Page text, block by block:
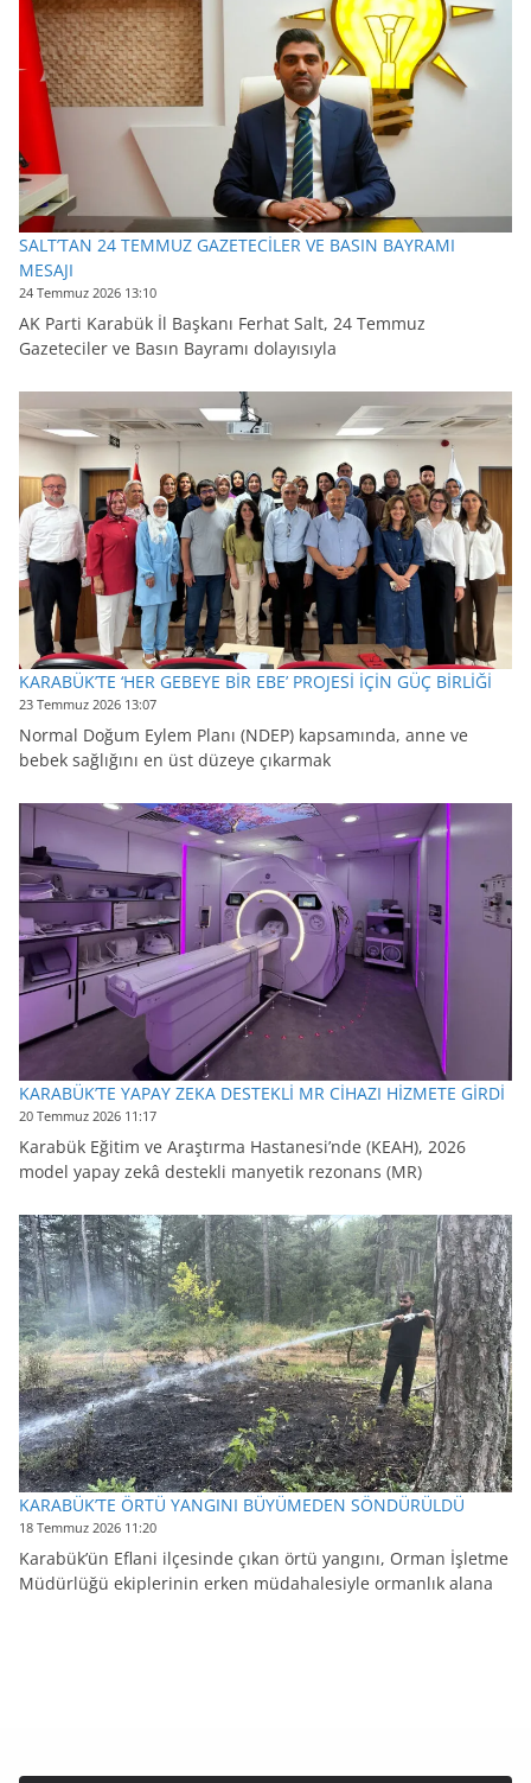
SALT’TAN 24 TEMMUZ GAZETECİLER VE BASIN BAYRAMI
MESAJI
24 Temmuz 2026 13:10
AK Parti Karabük İl Başkanı Ferhat Salt, 24 Temmuz
Gazeteciler ve Basın Bayramı dolayısıyla
KARABÜK’TE ‘HER GEBEYE BİR EBE’ PROJESİ İÇİN GÜÇ BİRLİĞİ
23 Temmuz 2026 13:07
Normal Doğum Eylem Planı (NDEP) kapsamında, anne ve
bebek sağlığını en üst düzeye çıkarmak
KARABÜK’TE YAPAY ZEKA DESTEKLİ MR CİHAZI HİZMETE GİRDİ
20 Temmuz 2026 11:17
Karabük Eğitim ve Araştırma Hastanesi’nde (KEAH), 2026
model yapay zekâ destekli manyetik rezonans (MR)
KARABÜK’TE ÖRTÜ YANGINI BÜYÜMEDEN SÖNDÜRÜLDÜ
18 Temmuz 2026 11:20
Karabük’ün Eflani ilçesinde çıkan örtü yangını, Orman İşletme
Müdürlüğü ekiplerinin erken müdahalesiyle ormanlık alana